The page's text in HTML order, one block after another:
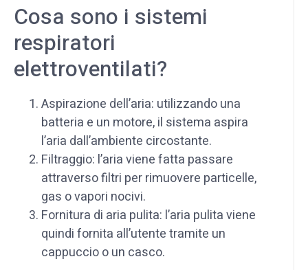
Cosa sono i sistemi
respiratori
elettroventilati?
Aspirazione dell’aria: utilizzando una
batteria e un motore, il sistema aspira
l’aria dall’ambiente circostante.
Filtraggio: l’aria viene fatta passare
attraverso filtri per rimuovere particelle,
gas o vapori nocivi.
Fornitura di aria pulita: l’aria pulita viene
quindi fornita all’utente tramite un
cappuccio o un casco.